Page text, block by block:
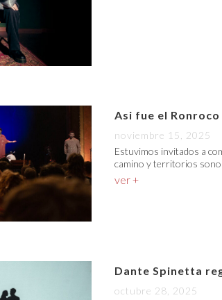
Asi fue el
noviembre 15, 2025
Estuvimos invitados a
camino y territorios
ver +
Dante Spinetta
octubre 28, 2025